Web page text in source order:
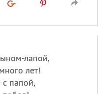
лапой,
лет!
папой,
значение